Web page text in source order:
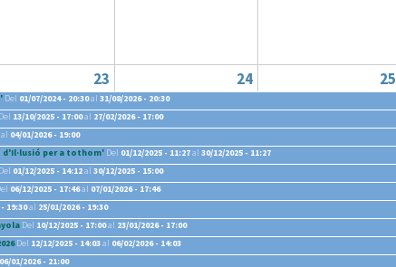
23 24 25
Del 01/07/2024 - 20:30al 31/08/2026 - 20:30
Del 13/10/2025 - 17:00al 27/02/2026 - 17:00
al 04/01/2026 - 19:00
d'Il·lusió per a tothom' Del 01/12/2025 - 11:27al 30/12/2025 - 11:27
Del 01/12/2025 - 14:12al 30/12/2025 - 15:00
06/12/2025 - 17:46al 07/01/2026 - 17:46
19:30al 25/01/2026 - 19:30
Del 10/12/2025 - 17:00al 23/01/2026 - 17:00
Del 12/12/2025 - 14:03al 06/02/2026 - 14:03
06/01/2026 - 21:00